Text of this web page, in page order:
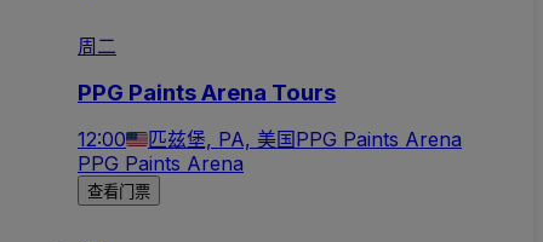
周二
PPG Paints Arena Tours
12:00 匹兹堡, PA, 美国PPG Paints Arena
PPG Paints Arena
查看门票